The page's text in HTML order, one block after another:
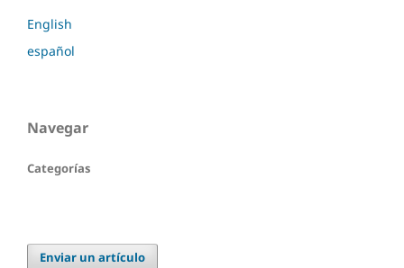
English
español
Navegar
Categorías
Enviar un artículo